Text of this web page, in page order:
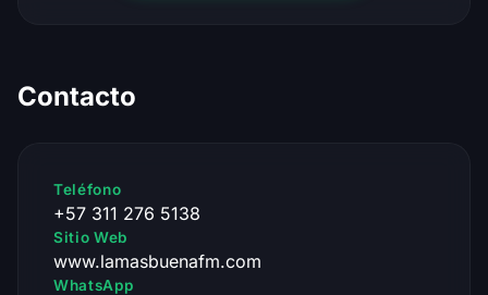
Contacto
Teléfono
+57 311 276 5138
Sitio Web
www.lamasbuenafm.com
WhatsApp